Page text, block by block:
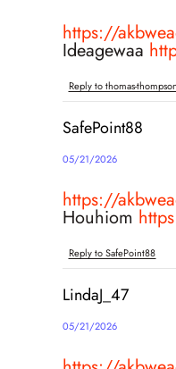
https://
Ideagewaa
Reply to thomas-
SafePoint88
05/21/2026
https://
Houhiom
Reply to SafePoint88
LindaJ_47
05/21/2026